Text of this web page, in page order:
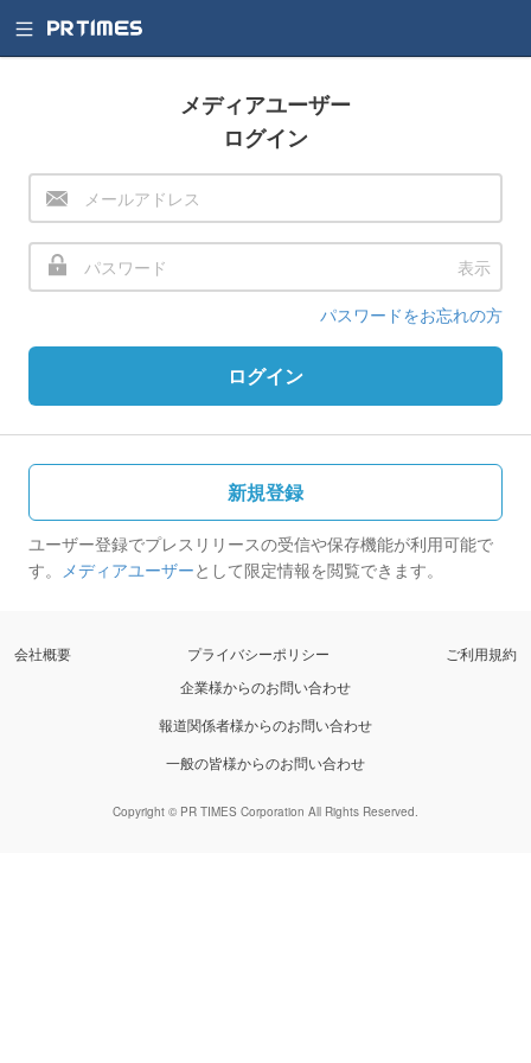
メディアユーザー
ログイン
表示
パスワードをお忘れの方
ログイン
新規登録
ユーザー登録でプレスリリースの受信や保存機能が利用可能で
す。 メディアユーザーとして限定情報を閲覧できます。
会社概要 プライバシーポリシー
ご利用規約
企業様からのお問い合わせ
報道関係者様からのお問い合わせ
一般の皆様からのお問い合わせ
Copyright © PR TIMES Corporation All Rights Reserved.